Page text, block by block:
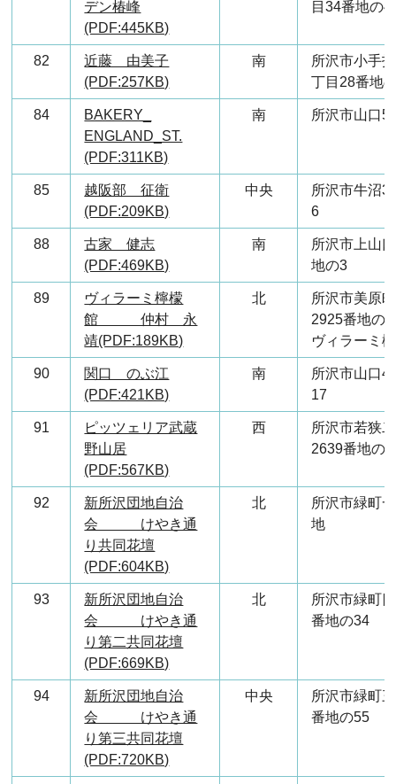
デン椿峰
(PDF:445KB)
目34番地の4
82
近藤 由美子
(PDF:257KB)
南
所沢市小手
丁目28番地
84
BAKERY_
ENGLAND_ST.
(PDF:311KB)
南 所沢市山口
85
越阪部 征衛
(PDF:209KB)
中央
所沢市牛沼
6
88
古家 健志
(PDF:469KB)
南
所沢市上山
地の3
89
ヴィラーミ檸檬
館 仲村 永
靖(PDF:189KB)
北
所沢市美原
2925番地の2
ヴィラーミ
90
関口 のぶ江
(PDF:421KB)
南
所沢市山口
17
91
ピッツェリア武蔵
野山居
(PDF:567KB)
西
所沢市若狭
2639番地の3
92
新所沢団地自治
会 けやき通
り共同花壇
(PDF:604KB)
北
所沢市緑町
地
93
新所沢団地自治
会 けやき通
り第二共同花壇
(PDF:669KB)
北
所沢市緑町
番地の34
94
新所沢団地自治
会 けやき通
り第三共同花壇
(PDF:720KB)
中央
所沢市緑町
番地の55